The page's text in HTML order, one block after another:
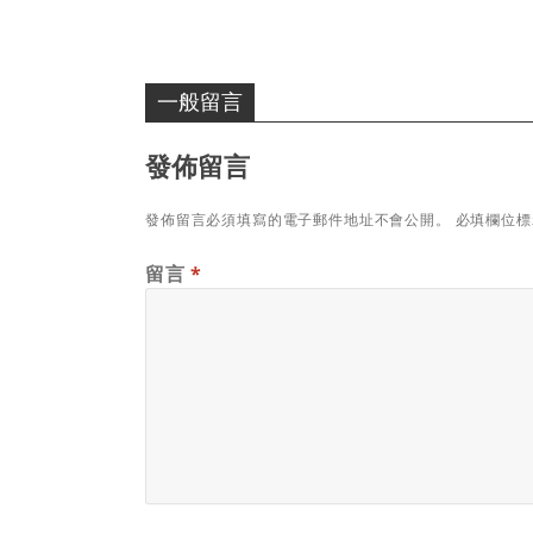
一般留言
發佈留言
發佈留言必須填寫的電子郵件地址不會公開。 必填欄位
留言 *